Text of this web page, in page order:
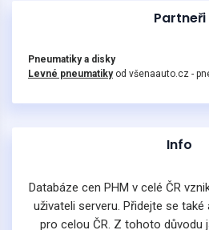
Partneři
Pneumatiky a disky
Levné pneumatikyod všenaauto.cz -
Info
Databáze cen PHM v celé ČR
uživateli serveru. Přidejte se
pro celou ČR. Z tohoto důvodu